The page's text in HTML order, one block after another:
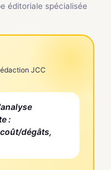
éditoriale spécialisée
JCC
:
dégâts,